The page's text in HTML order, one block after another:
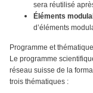
sera réutilisé
Éléments
d’éléments
Programme et
Le programme
réseau suisse de la
trois thématiques :